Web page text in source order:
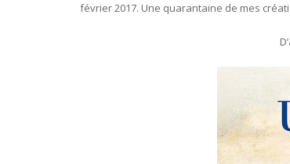
février 2017. Une quarantaine de mes